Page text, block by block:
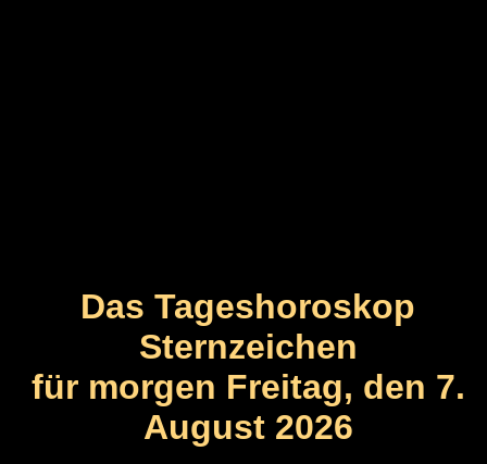
Das Tageshoroskop
Sternzeichen
für morgen Freitag, den 7.
August 2026